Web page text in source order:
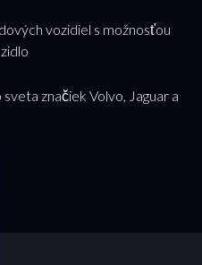
vozidiel s možnosťou
značiek Volvo, Jaguar a